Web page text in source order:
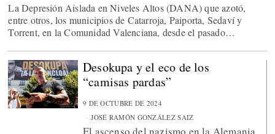
La Depresión Aislada en Niveles Altos (DANA) que azotó,
entre otros, los municipios de Catarroja, Paiporta, Sedaví y
Torrent, en la Comunidad Valenciana, desde el pasado…
Desokupa y el eco de los
“camisas pardas”
9 DE OCTUBRE DE 2024
JOSÉ RAMÓN GONZÁLEZ SAIZ